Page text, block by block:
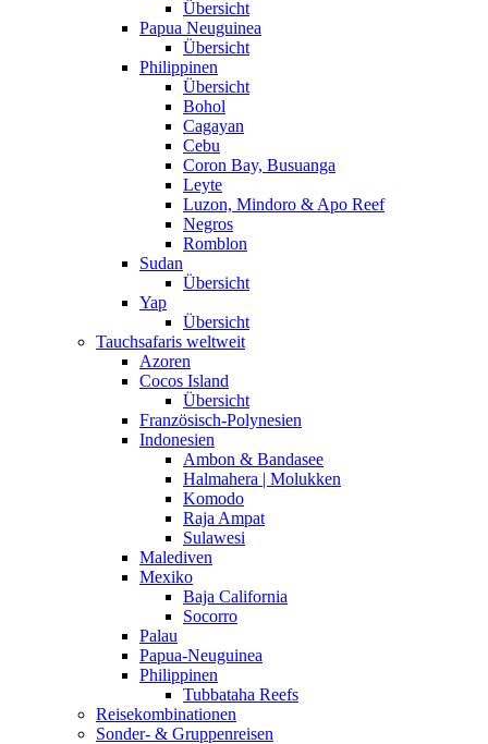
Übersicht
Papua Neuguinea
Übersicht
Philippinen
Übersicht
Bohol
Cagayan
Cebu
Coron Bay, Busuanga
Leyte
Luzon, Mindoro & Apo Reef
Negros
Romblon
Sudan
Übersicht
Yap
Übersicht
Tauchsafaris weltweit
Azoren
Cocos Island
Übersicht
Französisch-Polynesien
Indonesien
Ambon & Bandasee
Halmahera | Molukken
Komodo
Raja Ampat
Sulawesi
Malediven
Mexiko
Baja California
Socorro
Palau
Papua-Neuguinea
Philippinen
Tubbataha Reefs
Reisekombinationen
Sonder- & Gruppenreisen